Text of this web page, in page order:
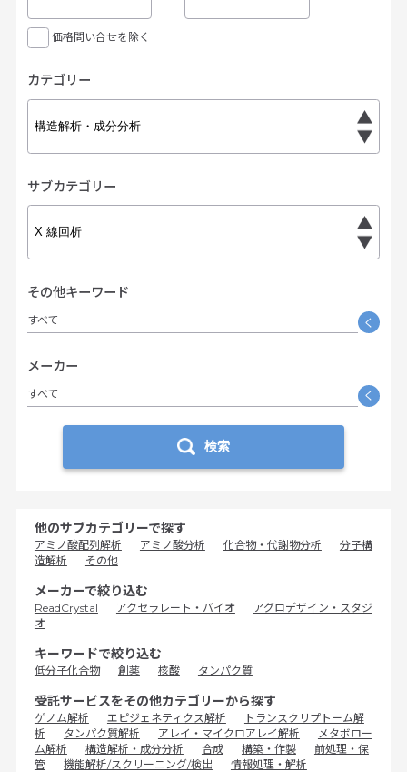
価格問い合せを除く
カテゴリー
サブカテゴリー
その他キーワード
すべて く
メーカー
すべて く
検索
他のサブカテゴリーで探す
アミノ酸配列解析 アミノ酸分析 化合物・代謝物分析
分子構
造解析
その他
メーカーで絞り込む
ReadCrystal アクセラレート・バイオ
アグロデザイン・スタジ
オ
キーワードで絞り込む
低分子化合物 創薬 核酸 タンパク質
受託サービスをその他カテゴリーから探す
ゲノム解析 エピジェネティクス解析
トランスクリプトーム解
析
タンパク質解析 アレイ・マイクロアレイ解析
メタボロー
ム解析
構造解析・成分分析 合成 構築・作製
前処理・保
管
機能解析/スクリーニング/検出 情報処理・解析